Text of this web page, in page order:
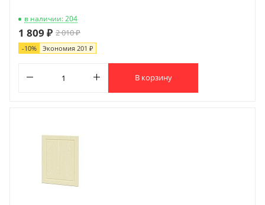
в наличии: 204
1 809 ₽ 2 010 ₽
-10% Экономия 201 ₽
В корзину